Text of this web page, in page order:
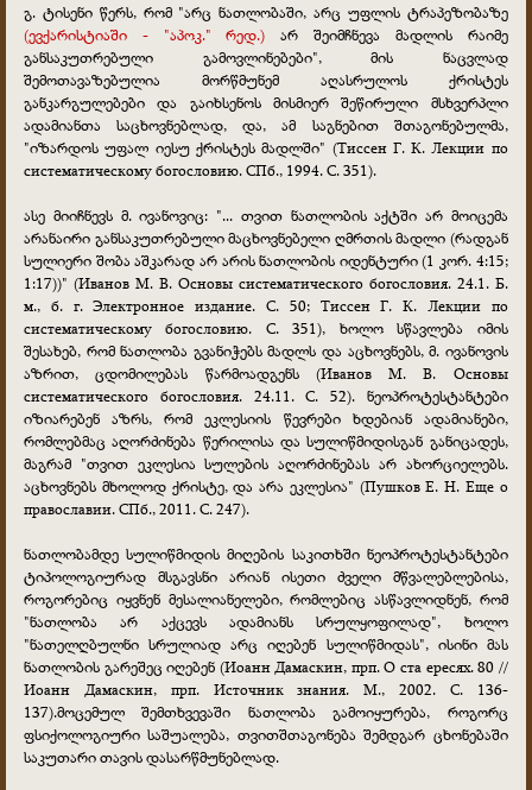
გ. ტისენი წერს, რომ "არც ნათლობაში, არც უფლის ტრაპეზობაზე
(ევქარისტიაში - "აპოკ." რედ.) არ შეიმჩნევა მადლის რაიმე
განსაკუთრებული გამოვლინებები", მის ნაცვლად
შემოთავაზებულია მორწმუნემ აღასრულოს ქრისტეს
განკარგულებები და გაიხსენოს მისმიერ შეწირული მსხვერპლი
ადამიანთა საცხოვნებლად, და, ამ საგნებით შთაგონებულმა,
"იზარდოს უფალ იესუ ქრისტეს მადლში" (Тиссен Г. К. Лекции по
систематическому богословию. СПб., 1994. С. 351).
ასე მიიჩნევს მ. ივანოვიც: "... თვით ნათლობის აქტში არ მოიცემა
არანაირი განსაკუთრებული მაცხოვნებელი ღმრთის მადლი (რადგან
სულიერი შობა აშკარად არ არის ნათლობის იდენტური (1 კორ. 4:15;
1:17))" (Иванов М. В. Основы систематического богословия. 24.1. Б.
м., б. г. Электронное издание. С. 50; Тиссен Г. К. Лекции по
систематическому богословию. С. 351), ხოლო სწავლება იმის
შესახებ, რომ ნათლობა გვანიჭებს მადლს და აცხოვნებს, მ. ივანოვის
აზრით, ცდომილებას წარმოადგენს (Иванов М. В. Основы
систематического богословия. 24.11. С. 52). ნეოპროტესტანტები
იზიარებენ აზრს, რომ ეკლესიის წევრები ხდებიან ადამიანები,
რომლებმაც აღორძინება წერილისა და სულიწმიდისგან განიცადეს,
მაგრამ "თვით ეკლესია სულების აღორძინებას არ ახორციელებს.
აცხოვნებს მხოლოდ ქრისტე, და არა ეკლესია" (Пушков Е. Н. Еще о
православии. СПб., 2011. С. 247).
ნათლობამდე სულიწმიდის მიღების საკითხში ნეოპროტესტანტები
ტიპოლოგიურად მსგავსნი არიან ისეთი ძველი მწვალებლებისა,
როგორებიც იყვნენ მესალიანელები, რომლებიც ასწავლიდნენ, რომ
"ნათლობა არ აქცევს ადამიანს სრულყოფილად", ხოლო
"ნათელღბულნი სრულიად არც იღებენ სულიწმიდას", ისინი მას
ნათლობის გარეშეც იღებენ (Иоанн Дамаскин, прп. О ста ересях. 80 //
Иоанн Дамаскин, прп. Источник знания. М., 2002. С. 136-
137).მოცემულ შემთხვევაში ნათლობა გამოიყურება, როგორც
ფსიქოლოგიური საშუალება, თვითშთაგონება შემდგარ ცხონებაში
საკუთარი თავის დასარწმუნებლად.